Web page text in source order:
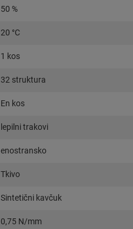
50 %
20 °C
1 kos
32 struktura
En kos
lepilni trakovi
enostransko
Tkivo
Sintetični kavčuk
0,75 N/mm